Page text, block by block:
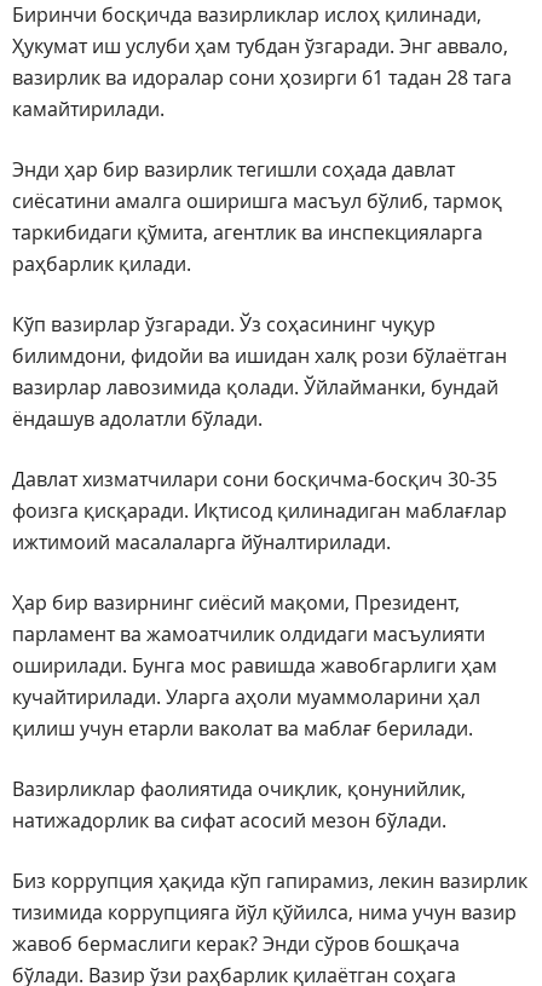
Биринчи босқичда вазирликлар ислоҳ қилинади,
Ҳукумат иш услуби ҳам тубдан ўзгаради. Энг аввало,
вазирлик ва идоралар сони ҳозирги 61 тадан 28 тага
камайтирилади.
Энди ҳар бир вазирлик тегишли соҳада давлат
сиёсатини амалга оширишга масъул бўлиб, тармоқ
таркибидаги қўмита, агентлик ва инспекцияларга
раҳбарлик қилади.
Кўп вазирлар ўзгаради. Ўз соҳасининг чуқур
билимдони, фидойи ва ишидан халқ рози бўлаётган
вазирлар лавозимида қолади. Ўйлайманки, бундай
ёндашув адолатли бўлади.
Давлат хизматчилари сони босқичма-босқич 30-35
фоизга қисқаради. Иқтисод қилинадиган маблағлар
ижтимоий масалаларга йўналтирилади.
Ҳар бир вазирнинг сиёсий мақоми, Президент,
парламент ва жамоатчилик олдидаги масъулияти
оширилади. Бунга мос равишда жавобгарлиги ҳам
кучайтирилади. Уларга аҳоли муаммоларини ҳал
қилиш учун етарли ваколат ва маблағ берилади.
Вазирликлар фаолиятида очиқлик, қонунийлик,
натижадорлик ва сифат асосий мезон бўлади.
Биз коррупция ҳақида кўп гапирамиз, лекин вазирлик
тизимида коррупцияга йўл қўйилса, нима учун вазир
жавоб бермаслиги керак? Энди сўров бошқача
бўлади. Вазир ўзи раҳбарлик қилаётган соҳага